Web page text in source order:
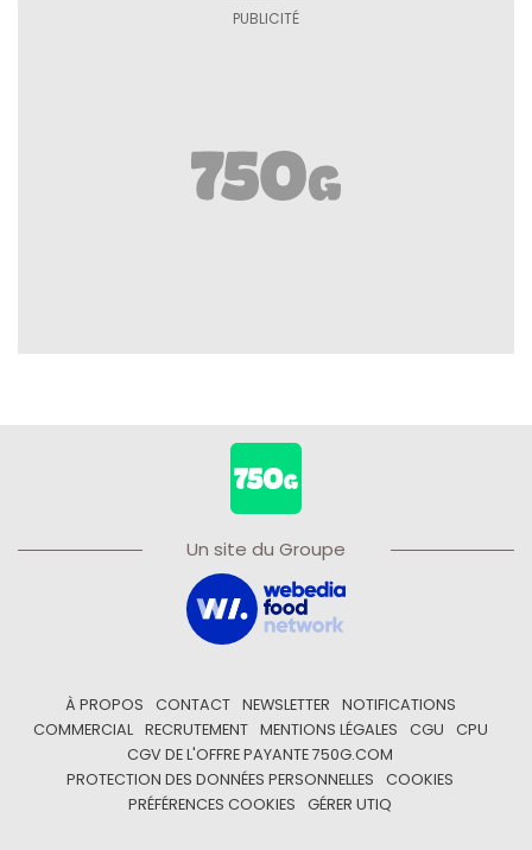
Un site du Groupe
À PROPOS CONTACT NEWSLETTER
NOTIFICATIONS
COMMERCIAL
RECRUTEMENT MENTIONS LÉGALES CGU
CPU
CGV DE L'OFFRE PAYANTE 750G.COM
PROTECTION DES DONNÉES PERSONNELLES
COOKIES
PRÉFÉRENCES COOKIES
GÉRER UTIQ